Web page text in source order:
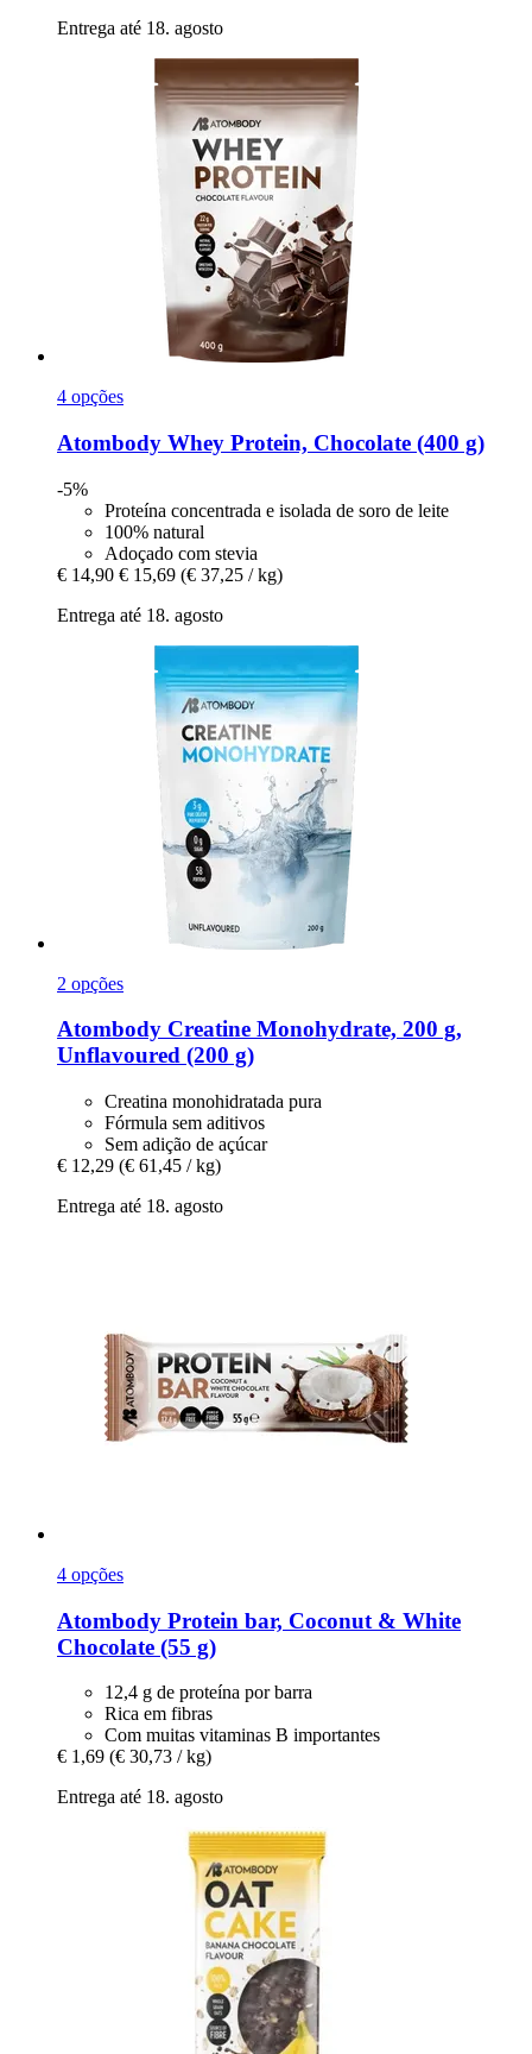
Entrega até 18. agosto
4 opções
Atombody Whey Protein, Chocolate (400 g)
-5%
Proteína concentrada e isolada de soro de leite
100% natural
Adoçado com stevia
€ 14,90 € 15,69 (€ 37,25 / kg)
Entrega até 18. agosto
2 opções
Atombody Creatine Monohydrate, 200 g,
Unflavoured (200 g)
Creatina monohidratada pura
Fórmula sem aditivos
Sem adição de açúcar
€ 12,29 (€ 61,45 / kg)
Entrega até 18. agosto
4 opções
Atombody Protein bar, Coconut & White
Chocolate (55 g)
12,4 g de proteína por barra
Rica em fibras
Com muitas vitaminas B importantes
€ 1,69 (€ 30,73 / kg)
Entrega até 18. agosto